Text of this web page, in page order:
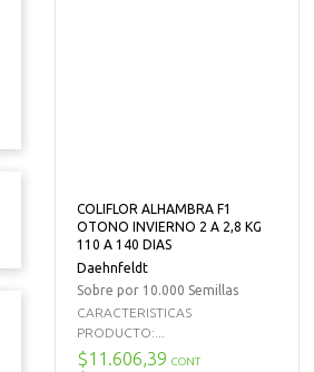
COLIFLOR ALHAMBRA F1
OTONO INVIERNO 2 A 2,8 KG
110 A 140 DIAS
Daehnfeldt
Sobre por 10.000 Semillas
CARACTERISTICAS
PRODUCTO:...
$11.606,39 CONT